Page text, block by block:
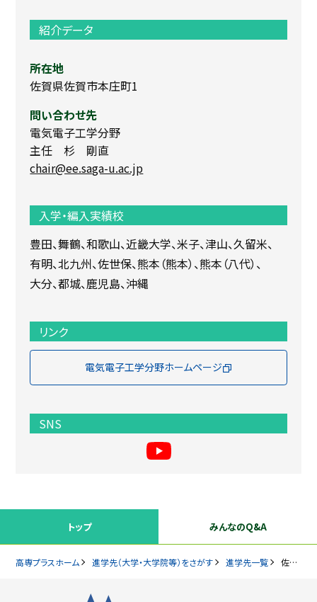
紹介データ
所在地
佐賀県佐賀市本庄町1
問い合わせ先
電気電子工学分野
主任 杉 剛直
chair@ee.saga-u.ac.jp
入学・編入実績校
豊田 舞鶴 和歌山 近畿大学 米子 津山 久留米
有明 北九州 佐世保 熊本（熊本） 熊本（八代）
大分 都城 鹿児島 沖縄
リンク
電気電子工学分野ホームページ
SNS
トップ みんなのQ&A
高専プラスホーム 進学先（大学・大学院等）をさがす 進学先一覧 佐賀大学 電気電子工学部門(電気エネルギー工学コース、電子デバイス工学コース)